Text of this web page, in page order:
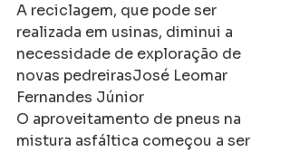
A reciclagem, que pode ser
realizada em usinas, diminui a
necessidade de exploração de
novas pedreirasJosé Leomar
Fernandes Júnior
O aproveitamento de pneus na
mistura asfáltica começou a ser